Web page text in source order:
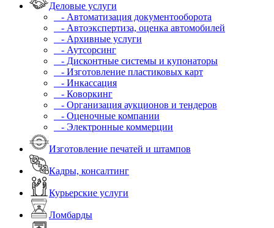
Деловые услуги
- Автоматизация документооборота
- Автоэкспертиза, оценка автомобилей
- Архивные услуги
- Аутсорсинг
- Дисконтные системы и купонаторы
- Изготовление пластиковых карт
- Инкассация
- Коворкинг
- Организация аукционов и тендеров
- Оценочные компании
- Электронные коммерции
Изготовление печатей и штампов
Кадры, консалтинг
Курьерские услуги
Ломбарды